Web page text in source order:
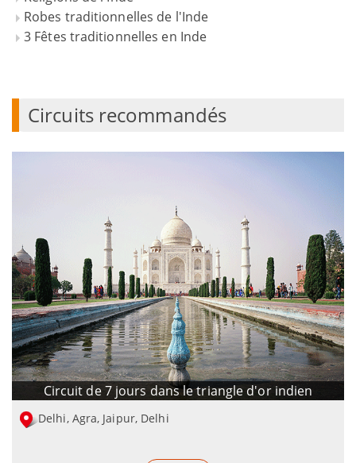
Robes traditionnelles de l'Inde
3 Fêtes traditionnelles en Inde
Circuits recommandés
Circuit de 7 jours dans le triangle d'or indien
Delhi, Agra, Jaipur, Delhi